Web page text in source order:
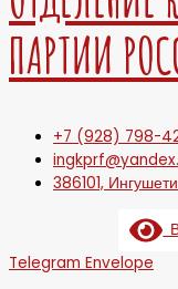
ПАРТИИ
+7 (928) 798-
386101,
Telegram Envelope